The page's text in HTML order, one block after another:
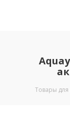
Товары